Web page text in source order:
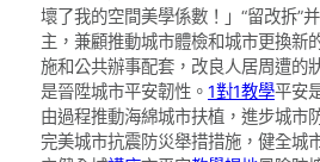
壞了我的空間美學係數！」“留改拆”
主，兼顧推動城市體檢和城市更換新
施和公共辦事配套，改良人居周遭的
是晉陞城市平安韌性。 1對1教學平安
由過程推動海綿城市扶植，進步城市
完美城市抗震防災舉措措施，健全城